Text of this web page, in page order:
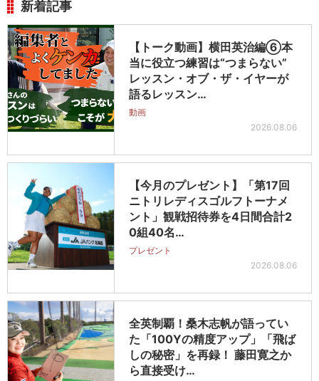
新着記事
【トーク動画】横田英治編⑥本
当に役立つ練習は“つまらない”
レッスン・オブ・ザ・イヤーが
語るレッスン…
動画
2026.08.06
【今月のプレゼント】「第17回
ニトリレディスゴルフトーナメ
ント」観戦招待券を4日間合計2
0組40名…
プレゼント
2026.08.06
全英制覇！桑木志帆が語ってい
た「100Yの精度アップ」「飛ば
しの秘密」を再録！ 藤田寛之か
ら直接受け…